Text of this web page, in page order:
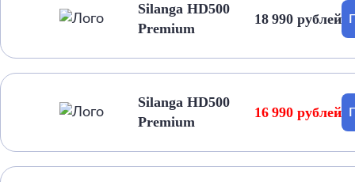
Silanga HD500
Premium
18 990 рублей
Silanga HD500
Premium
16 990 рублей